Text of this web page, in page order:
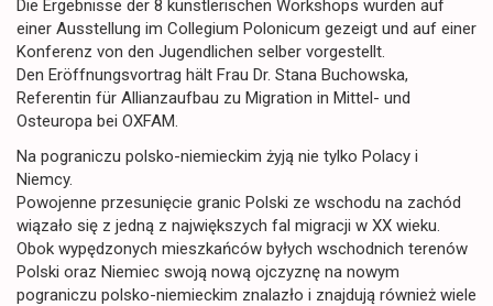
Die Ergebnisse der 8 künstlerischen Workshops wurden auf
einer Ausstellung im Collegium Polonicum gezeigt und auf einer
Konferenz von den Jugendlichen selber vorgestellt.
Den Eröffnungsvortrag hält Frau Dr. Stana Buchowska,
Referentin für Allianzaufbau zu Migration in Mittel- und
Osteuropa bei OXFAM.
Na pograniczu polsko-niemieckim żyją nie tylko Polacy i
Niemcy.
Powojenne przesunięcie granic Polski ze wschodu na zachód
wiązało się z jedną z największych fal migracji w XX wieku.
Obok wypędzonych mieszkańców byłych wschodnich terenów
Polski oraz Niemiec swoją nową ojczyznę na nowym
pograniczu polsko-niemieckim znalazło i znajdują również wiele